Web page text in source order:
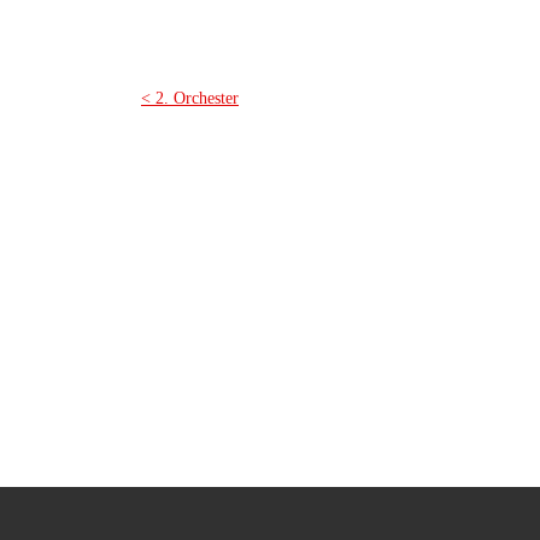
< 2. Orchester